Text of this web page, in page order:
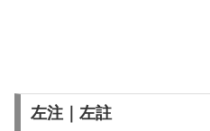
左注｜左註